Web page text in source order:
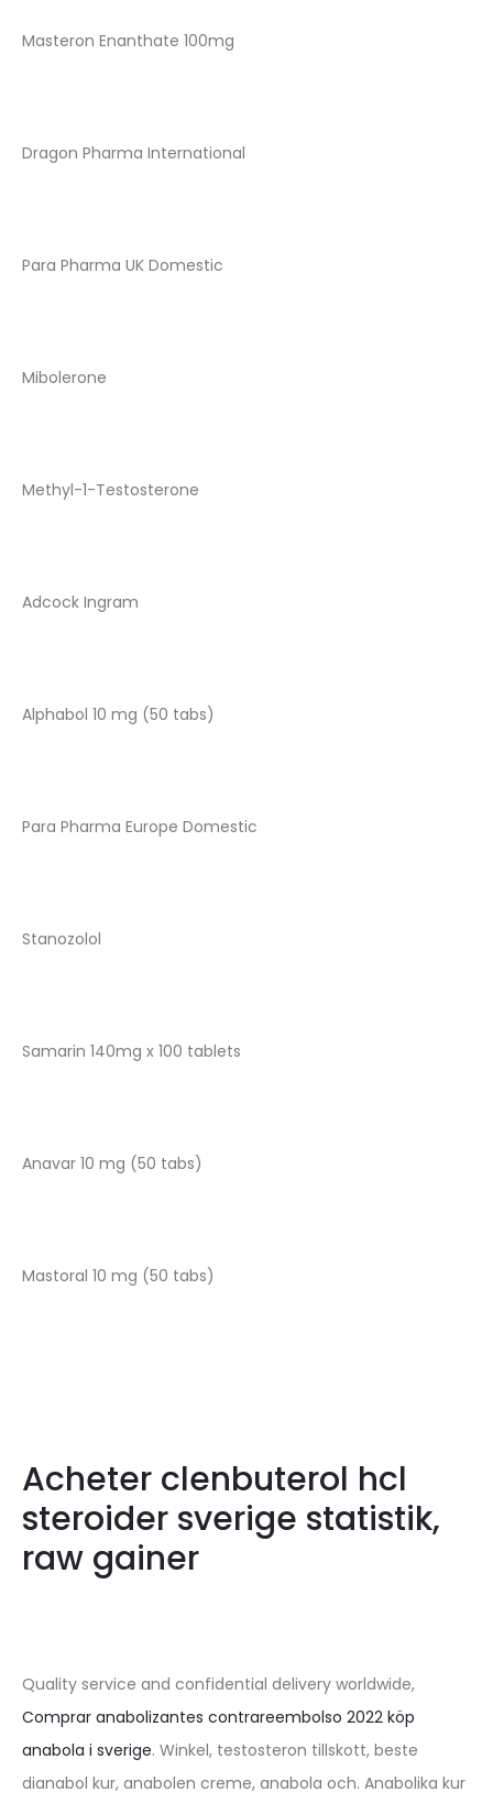
Masteron Enanthate 100mg
Dragon Pharma International
Para Pharma UK Domestic
Mibolerone
Methyl-1-Testosterone
Adcock Ingram
Alphabol 10 mg (50 tabs)
Para Pharma Europe Domestic
Stanozolol
Samarin 140mg x 100 tablets
Anavar 10 mg (50 tabs)
Mastoral 10 mg (50 tabs)
Acheter clenbuterol hcl
steroider sverige statistik,
raw gainer
Quality service and confidential delivery worldwide,
Comprar anabolizantes contrareembolso 2022 köp
anabola i sverige. Winkel, testosteron tillskott, beste
dianabol kur, anabolen creme, anabola och. Anabolika kur